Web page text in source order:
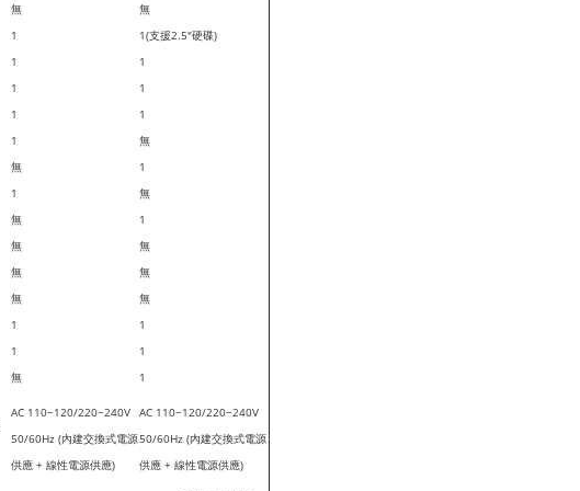
無
無
1
1(支援2.5"硬碟)
1
1
1
1
1
1
1
無
無
1
1
無
無
1
無
無
無
無
無
無
1
1
1
1
無 1
AC 110~120/220~240V
50/60Hz (內建交換式電源
供應 + 線性電源供應)
AC 110~120/220~240V
50/60Hz (內建交換式電源
供應 + 線性電源供應)